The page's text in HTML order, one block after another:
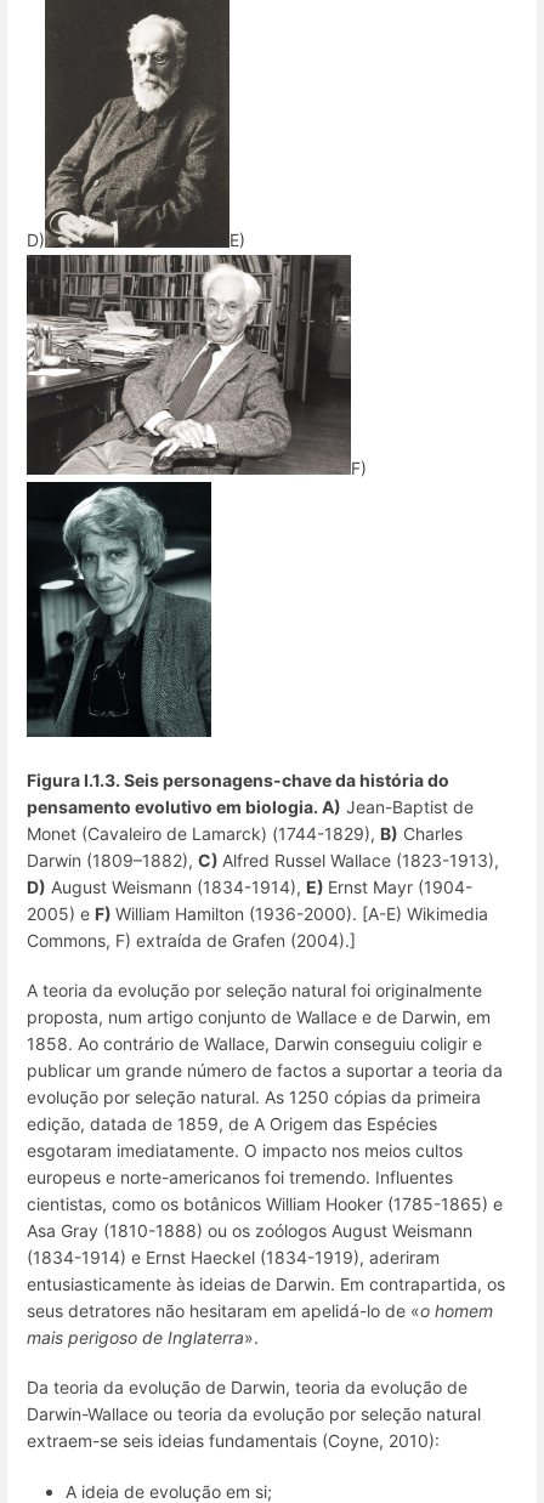
D) E)
F)
Figura I.1.3. Seis personagens-chave da história do
pensamento evolutivo em biologia. A) Jean-Baptist de
Monet (Cavaleiro de Lamarck) (1744-1829), B) Charles
Darwin (1809–1882), C) Alfred Russel Wallace (1823-1913),
D) August Weismann (1834-1914), E) Ernst Mayr (1904-
2005) e F) William Hamilton (1936-2000). [A-E) Wikimedia
Commons, F) extraída de Grafen (2004).]
A teoria da evolução por seleção natural foi originalmente
proposta, num artigo conjunto de Wallace e de Darwin, em
1858. Ao contrário de Wallace, Darwin conseguiu coligir e
publicar um grande número de factos a suportar a teoria da
evolução por seleção natural. As 1250 cópias da primeira
edição, datada de 1859, de A Origem das Espécies
esgotaram imediatamente. O impacto nos meios cultos
europeus e norte-americanos foi tremendo. Influentes
cientistas, como os botânicos William Hooker (1785-1865) e
Asa Gray (1810-1888) ou os zoólogos August Weismann
(1834-1914) e Ernst Haeckel (1834-1919), aderiram
entusiasticamente às ideias de Darwin. Em contrapartida, os
seus detratores não hesitaram em apelidá-lo de «o homem
mais perigoso de Inglaterra».
Da teoria da evolução de Darwin, teoria da evolução de
Darwin-Wallace ou teoria da evolução por seleção natural
extraem-se seis ideias fundamentais (Coyne, 2010):
A ideia de evolução em si;